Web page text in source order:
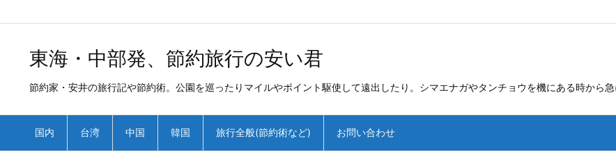
東海・中部発、節約旅行の安い君
節約家・安井の旅行記や節約術。公園を巡ったりマイルやポイント駆使して遠出したり。シマエナガやタンチョウを機にある時から
国内 台湾 中国 韓国 旅行全般(節約術など) お問い合わせ